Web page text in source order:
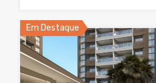
Em Destaque